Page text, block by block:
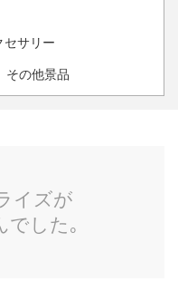
セサリー
その他景品